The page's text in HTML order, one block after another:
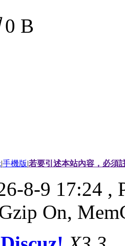
0 B
|手機版|若要引述本站內容，必須
8-9 17:24 ,
On,